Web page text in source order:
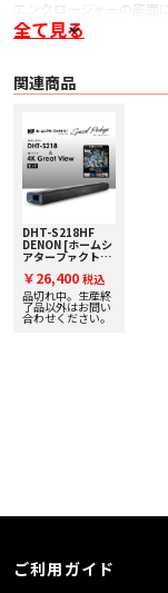
エンクロージャーの底
クリアネスを最適にバラ
ンクロージャーの左右に
DHT-S218は、純粋で高
止して再生音への脚色
まに再生します。
選べる3つのサウンドモー
臨場感豊かにワイドな
やかに奏でる「Music モ
モード」の3種類のサウ
ションに合わせて切り替
人の声を聴き取りやすく
ニュースやナレーショ
グエンハンサー」機能
り、全体の音量を上げ
ダイアログエンハンサ
4K対応HDMI入出力
新規格LE Audio（LC3）
全て見る
関連商品
DHT-S218HF
DENON [ホームシ
アターファクトリ
型サウンドバー&
超高画質4K UHD
BDソフトセット
【超お買い得スペ
シャルセットパッ
￥26,400 税込
品切れ中。生産終
了品以外はお問い
合わせください。
ご利用ガイド